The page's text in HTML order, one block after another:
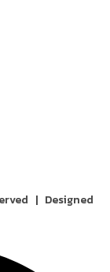
| Designed